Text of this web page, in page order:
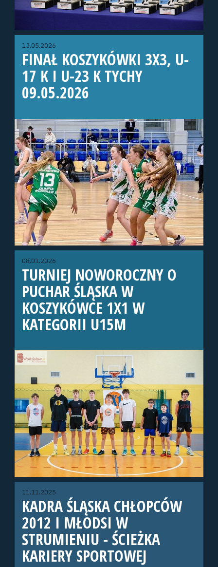
13.05.2026
FINAŁ KOSZYKÓWKI 3X3, U-
17 K I U-23 K TYCHY
09.05.2026
08.01.2026
TURNIEJ NOWOROCZNY O
PUCHAR ŚLĄSKA W
KOSZYKÓWCE 1X1 W
KATEGORII U15M
11.11.2025
KADRA ŚLĄSKA CHŁOPCÓW
2012 I MŁODSI W
STRUMIENIU - ŚCIEŻKA
KARIERY SPORTOWEJ